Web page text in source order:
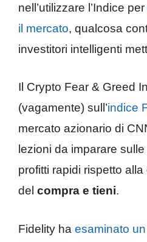
nell’utilizzare l’Indice per
il mercato, qualcosa
investitori intelligenti
Il Crypto Fear & Greed
(vagamente) sull’indice
mercato azionario di
lezioni da imparare
profitti rapidi rispetto
del compra e tieni.
Fidelity ha esaminato